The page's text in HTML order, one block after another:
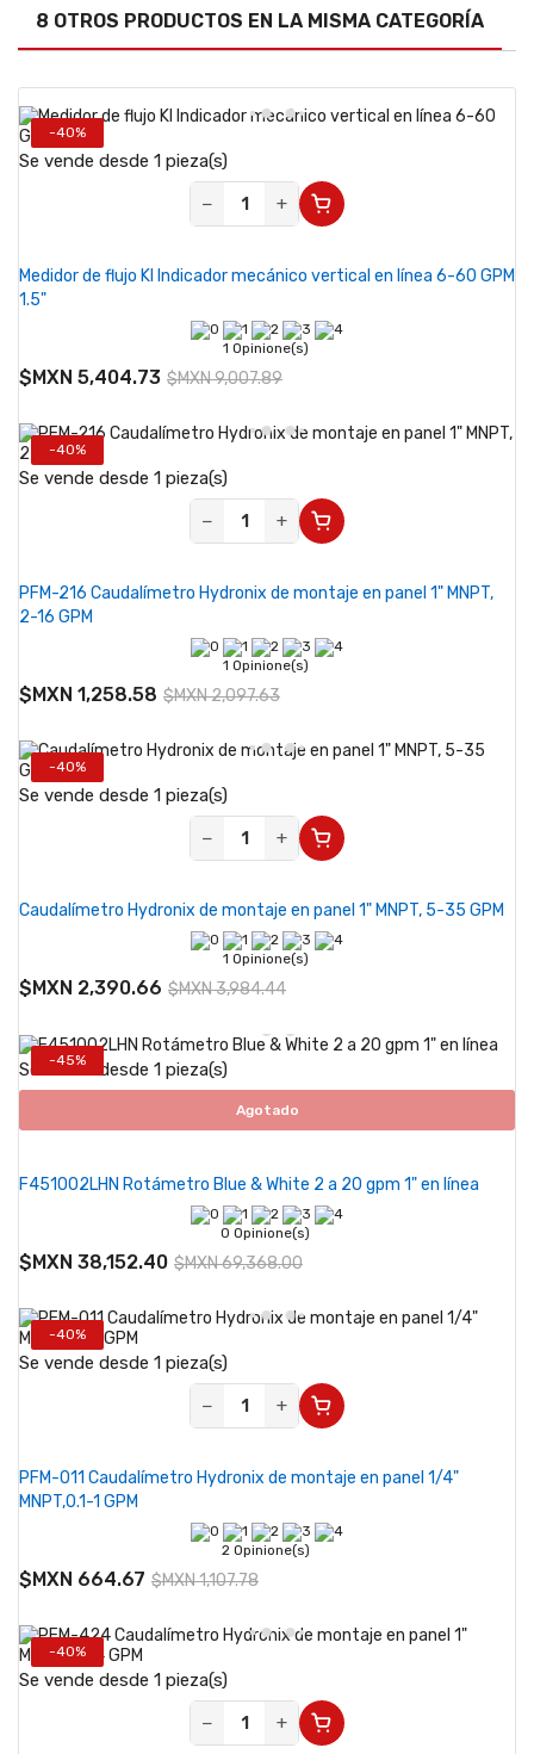
8 OTROS PRODUCTOS EN LA MISMA CATEGORÍA
-40%
Se vende desde 1 pieza(s)
−
+
Medidor de flujo KI Indicador mecánico vertical en línea 6-60 GPM
1.5"
1 Opinione(s)
$MXN 5,404.73 $MXN 9,007.89
-40%
Se vende desde 1 pieza(s)
−
+
PFM-216 Caudalímetro Hydronix de montaje en panel 1" MNPT,
2-16 GPM
1 Opinione(s)
$MXN 1,258.58 $MXN 2,097.63
-40%
Se vende desde 1 pieza(s)
−
+
Caudalímetro Hydronix de montaje en panel 1" MNPT, 5-35 GPM
1 Opinione(s)
$MXN 2,390.66 $MXN 3,984.44
-45%
Se vende desde 1 pieza(s)
Agotado
F451002LHN Rotámetro Blue & White 2 a 20 gpm 1" en línea
0 Opinione(s)
$MXN 38,152.40 $MXN 69,368.00
-40%
Se vende desde 1 pieza(s)
−
+
PFM-011 Caudalímetro Hydronix de montaje en panel 1/4"
MNPT,0.1-1 GPM
2 Opinione(s)
$MXN 664.67 $MXN 1,107.78
-40%
Se vende desde 1 pieza(s)
−
+